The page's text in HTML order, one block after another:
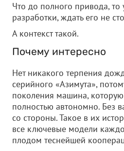
Что до полного привода, то
разработки, ждать его не
А контекст такой.
Почему интересно
Нет никакого терпения
серийного «Азимута»,
поколения машина,
полностью автономно. Без
со стороны. Такое в их
все ключевые модели
плодом теснейшей